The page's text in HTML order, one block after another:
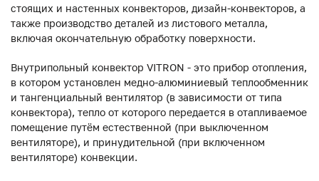
стоящих и настенных конвекторов, дизайн-конвекторов, а
также производство деталей из листового металла,
включая окончательную обработку поверхности.
Внутрипольный конвектор VITRON - это прибор отопления,
в котором установлен медно-алюминиевый теплообменник
и тангенциальный вентилятор (в зависимости от типа
конвектора), тепло от которого передается в отапливаемое
помещение путём естественной (при выключенном
вентиляторе), и принудительной (при включенном
вентиляторе) конвекции.